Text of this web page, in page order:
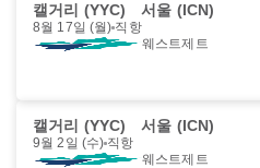
캘거리 (YYC) 서울 (ICN)
8월 17일 (월) 직항
웨스트제트
캘거리 (YYC) 서울 (ICN)
9월 2일 (수) 직항
웨스트제트